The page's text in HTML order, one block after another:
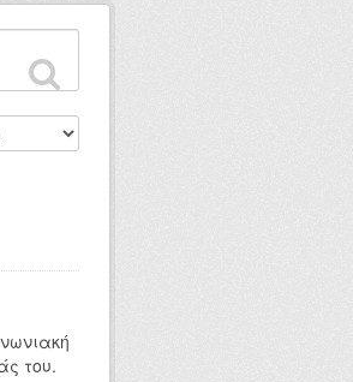
του.